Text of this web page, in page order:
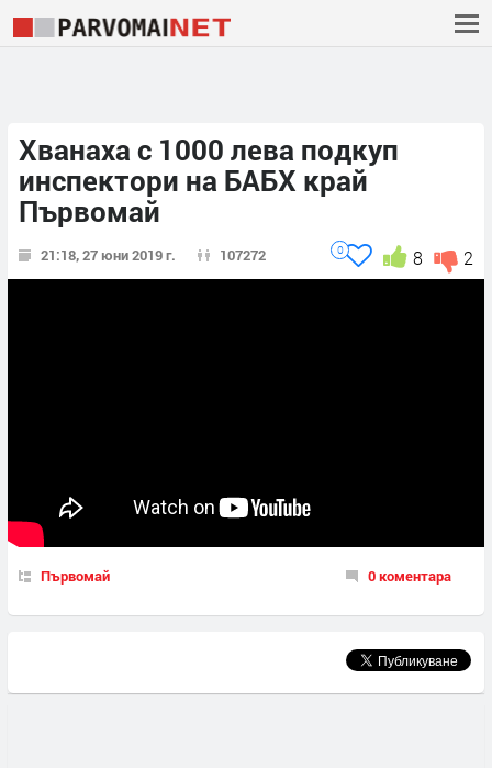
Хванаха с 1000 лева подкуп
инспектори на БАБХ край
Първомай
21:18, 27 юни 2019 г. 107272 2
8
0
Първомай 0 коментара